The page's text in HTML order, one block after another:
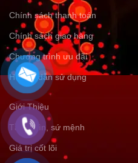
Chính sách thanh toán
Chính sách giao hàng
Chương trình ưu đãi
Hướng dẫn sử dụng
Giới Thiệu
Tầm nhìn, sứ mệnh
Giá trị cốt lõi